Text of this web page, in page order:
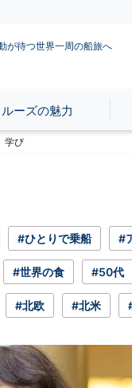
が待つ世界一周の船旅へ
ーズの魅力
学び
#ひとりで乗船 #
#世界の食 #50代
#北欧 #北米